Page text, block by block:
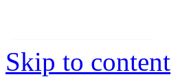
Skip to content